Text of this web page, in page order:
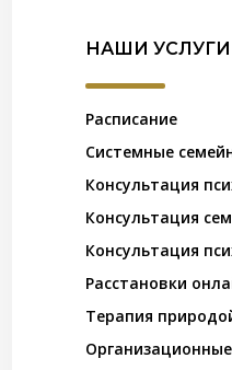
НАШИ УСЛУГИ
Расписание
Системные
Консультация
Консультация
Консультация
Расстановки
Терапия